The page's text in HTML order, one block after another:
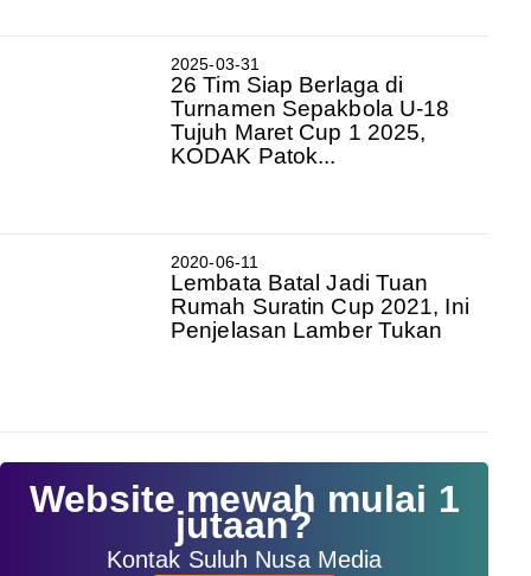
2025-03-31
26 Tim Siap Berlaga di
Turnamen Sepakbola U-18
Tujuh Maret Cup 1 2025,
KODAK Patok...
2020-06-11
Lembata Batal Jadi Tuan
Rumah Suratin Cup 2021, Ini
Penjelasan Lamber Tukan
Website mewah mulai 1
jutaan?
Kontak Suluh Nusa Media